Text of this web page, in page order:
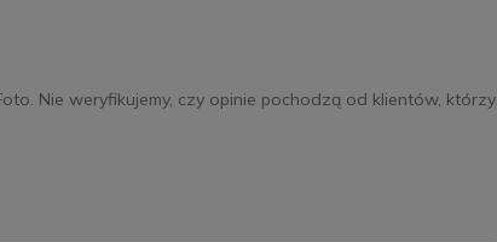
Nie weryfikujemy, czy opinie pochodzą od klientów, którzy